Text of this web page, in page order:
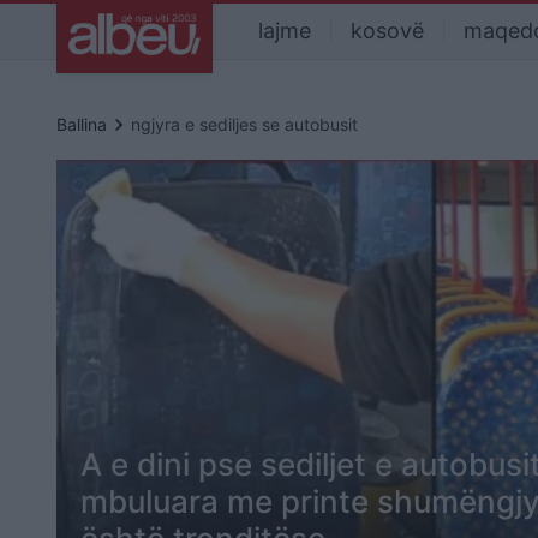
lajme kosovë
Ballina keyboard_arrow_right ngjyra e sediljes se autobusit
A e dini pse sediljet e
mbuluara me printe